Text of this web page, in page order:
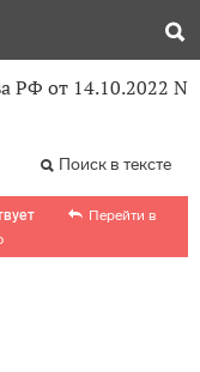
РФ от 14.10.2022 N
Поиск в тексте
Перейти в